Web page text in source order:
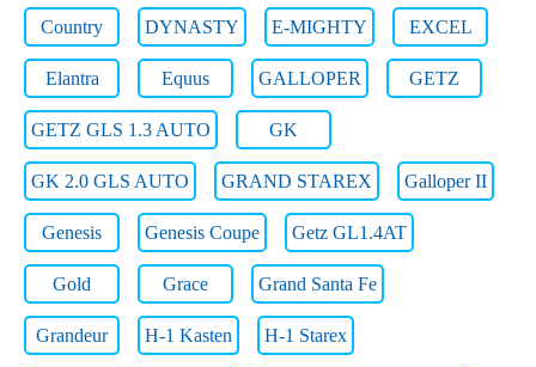
Country DYNASTY E-MIGHTY EXCEL
Elantra Equus GALLOPER GETZ
GETZ GLS 1.3 AUTO GK
GK 2.0 GLS AUTO GRAND STAREX Galloper II
Genesis Genesis Coupe Getz GL1.4AT
Gold Grace Grand Santa Fe
Grandeur H-1 Kasten H-1 Starex